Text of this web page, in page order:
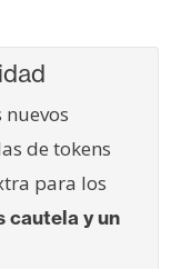
nuevos
de tokens
para los
cautela y un